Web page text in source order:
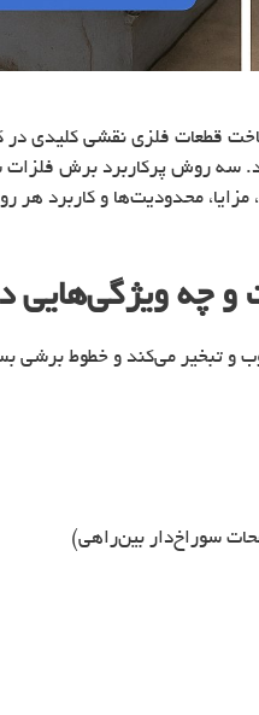
قطعات فلزی نقشی کلیدی در
سه روش پرکاربرد برش فلزات
مزایا، محدودیت‌ها و کاربرد
و تبخیر می‌کند و خطوط برشی
سوراخ‌دار بین‌راهی)